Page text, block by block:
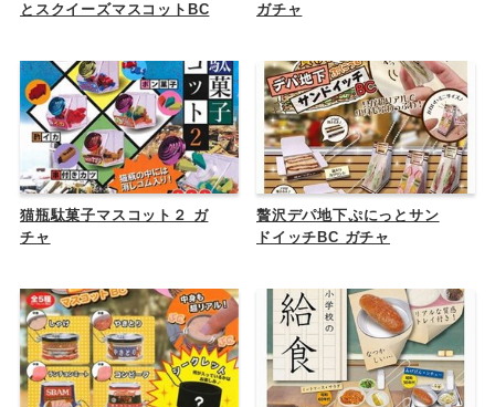
とスクイーズマスコットBC
ガチャ
猫瓶駄菓子マスコット２ ガ
チャ
贅沢デパ地下ぷにっとサン
ドイッチBC ガチャ